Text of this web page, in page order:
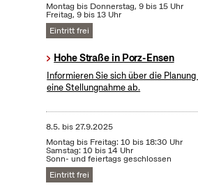
Montag bis Donnerstag, 9 bis 15 Uhr
Freitag, 9 bis 13 Uhr
Eintritt frei
Hohe Straße in Porz-Ensen
Informieren Sie sich über die
eine Stellungnahme ab.
8.5. bis27.9.2025
Montag bis Freitag: 10 bis 18:30 Uhr
Samstag: 10 bis 14 Uhr
Sonn- und feiertags geschlossen
Eintritt frei